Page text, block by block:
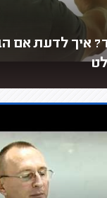
איך לדעת אם